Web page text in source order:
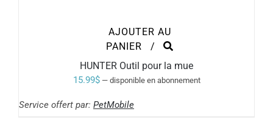
AJOUTER AU
PANIER
/
HUNTER Outil pour la mue
15.99$ —disponible en abonnement
Service offert par: PetMobile